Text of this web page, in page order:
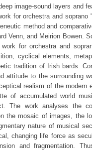
image-sound layers and
for orchestra and
method and
Venn, and Meirion Bowen.
for orchestra and
cyclical elements,
tradition of Irish bards.
attitude to the surrounding
realism of the modern
of accumulated world
The work analyses the
the mosaic of images, the
nature of musical
changing life force as
and fragmentation.